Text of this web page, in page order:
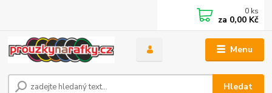
Menu
Hledat
0 ks
za 0,00 Kč